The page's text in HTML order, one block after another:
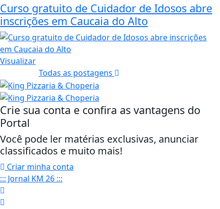
Curso gratuito de Cuidador de Idosos abre
inscrições em Caucaia do Alto
Visualizar
Todas as postagens
Crie sua conta e confira as vantagens do
Portal
Você pode ler matérias exclusivas, anunciar
classificados e muito mais!
Criar minha conta
::: Jornal KM 26 :::